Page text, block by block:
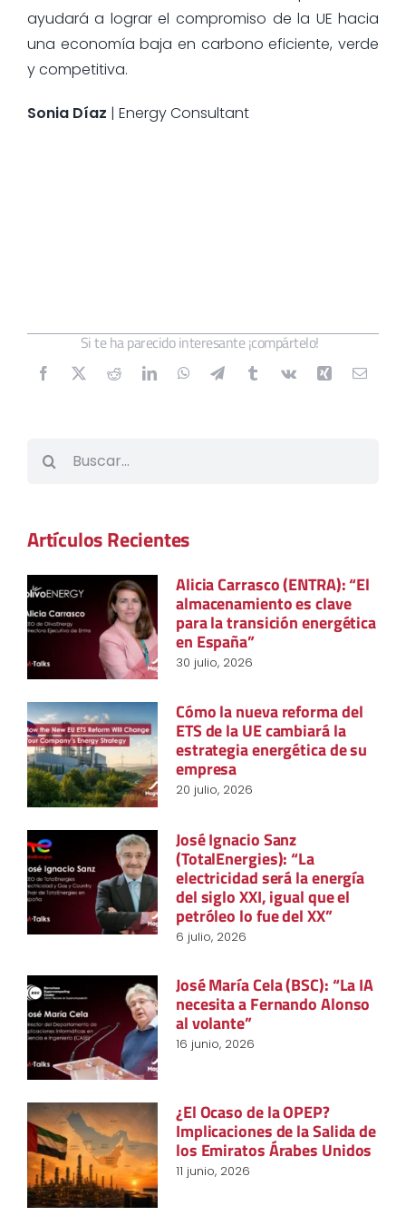
ayudará a lograr el compromiso de la UE hacia
una economía baja en carbono eficiente, verde
y competitiva.
Sonia Díaz | Energy Consultant
Si te ha parecido interesante ¡compártelo!
Artículos Recientes
Alicia Carrasco (ENTRA): “El
almacenamiento es clave
para la transición energética
en España”
30 julio, 2026
Cómo la nueva reforma del
ETS de la UE cambiará la
estrategia energética de su
empresa
20 julio, 2026
José Ignacio Sanz
(TotalEnergies): “La
electricidad será la energía
del siglo XXI, igual que el
petróleo lo fue del XX”
6 julio, 2026
José María Cela (BSC): “La IA
necesita a Fernando Alonso
al volante”
16 junio, 2026
¿El Ocaso de la OPEP?
Implicaciones de la Salida de
los Emiratos Árabes Unidos
11 junio, 2026